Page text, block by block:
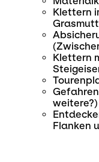
Klettern
Klettern
weitere?)
Flanken